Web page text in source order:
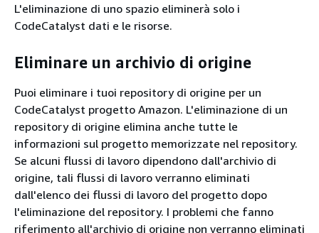
L'eliminazione di uno spazio eliminerà solo i
CodeCatalyst dati e le risorse.
Eliminare un archivio di origine
Puoi eliminare i tuoi repository di origine per un
CodeCatalyst progetto Amazon. L'eliminazione di un
repository di origine elimina anche tutte le
informazioni sul progetto memorizzate nel repository.
Se alcuni flussi di lavoro dipendono dall'archivio di
origine, tali flussi di lavoro verranno eliminati
dall'elenco dei flussi di lavoro del progetto dopo
l'eliminazione del repository. I problemi che fanno
riferimento all'archivio di origine non verranno eliminati